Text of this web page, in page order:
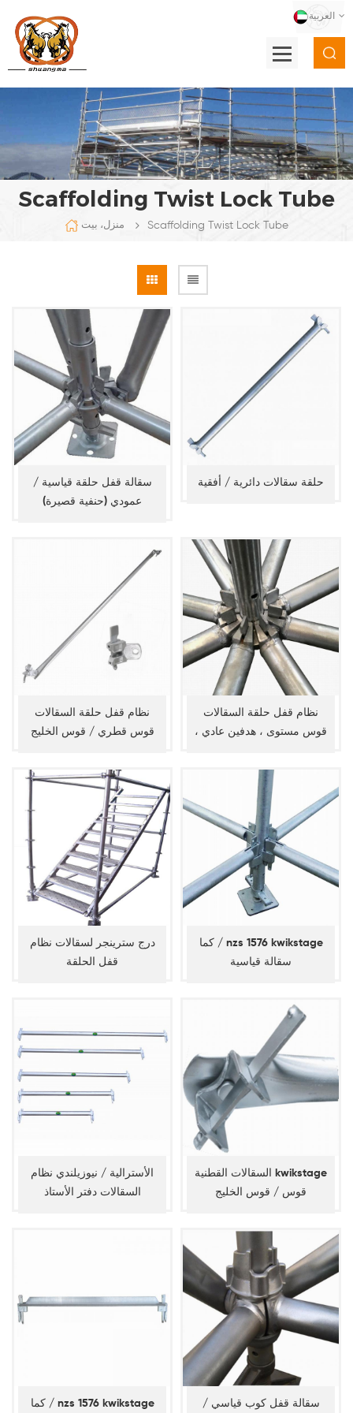
العربية
Scaffolding Twist Lock Tube
منزل، بيت Scaffolding Twist Lock Tube
سقالة قفل حلقة قياسية /
عمودي (حنفية قصيرة)
حلقة سقالات دائرية / أفقية
نظام قفل حلقة السقالات
قوس قطري / قوس الخليج
نظام قفل حلقة السقالات
قوس مستوى ، هدفين عادي ،
درج سترينجر لسقالات نظام
قفل الحلقة
كما / nzs 1576 kwikstage
سقالة قياسية
الأسترالية / نيوزيلندي نظام
السقالات دفتر الأستاذ
السقالات القطنية kwikstage
قوس / قوس الخليج
كما / nzs 1576 kwikstage سقالة قفل كوب قياسي /